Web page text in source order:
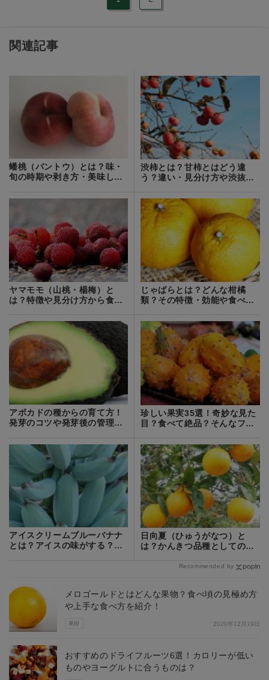
関連記事
蟠桃（バントウ）とは？味・
旬の時期や剥き方・美味しい
渋柿とは？甘柿とはどう違
う？違い・見分け方や渋抜き
ヤマモモ（山桃・楊梅）と
は？特徴や見分け方から食べ
じゃばらとは？どんな柑橘
類？その特徴・効能や食べ方
アボカドの種からの育て方！
発芽のコツや発芽後の管理方
珍しい果実35選！奇妙な見た
目？食べて絶品？そんなフル
アイスクリームブルーバナナ
とは？アイスの味がする？植
日向夏（ひゅうがなつ）と
は？かんきつ品種としての特
Recommended by
果樹
メロゴールドとはどんな果物？食べ頃の見極め方
や上手な食べ方を紹介！
2020年12月19日
おすすめのドライフルーツ6選！カロリーが低い
ものやヨーグルトに合うものは？